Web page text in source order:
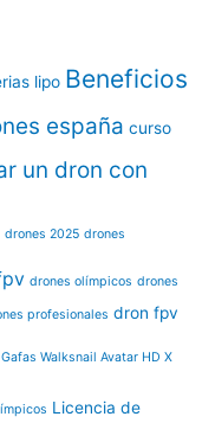
lipo Beneficios
españa curso
un dron con
drones 2025 drones
drones olímpicos drones
profesionales dron fpv
Gafas Walksnail Avatar HD X
Licencia de